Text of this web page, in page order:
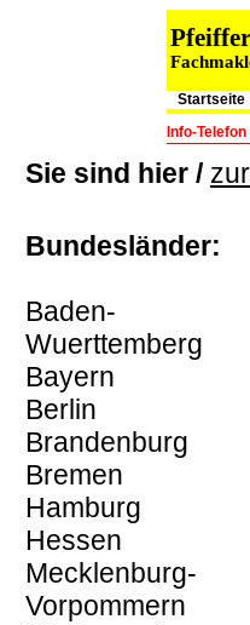
Startseite
Info-Telefon
Sie sind hier /
Bundesländer:
Baden-
Wuerttemberg
Bayern
Berlin
Brandenburg
Bremen
Hamburg
Hessen
Mecklenburg-
Vorpommern